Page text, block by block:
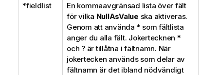
*fieldlist
En kommaavgränsad lista över fält
för vilka NullAsValue ska aktiveras.
Genom att använda * som fältlista
anger du alla fält. Jokertecknen *
och ?är tillåtna i fältnamn. När
jokertecken används som delar av
fältnamn är det ibland nödvändigt